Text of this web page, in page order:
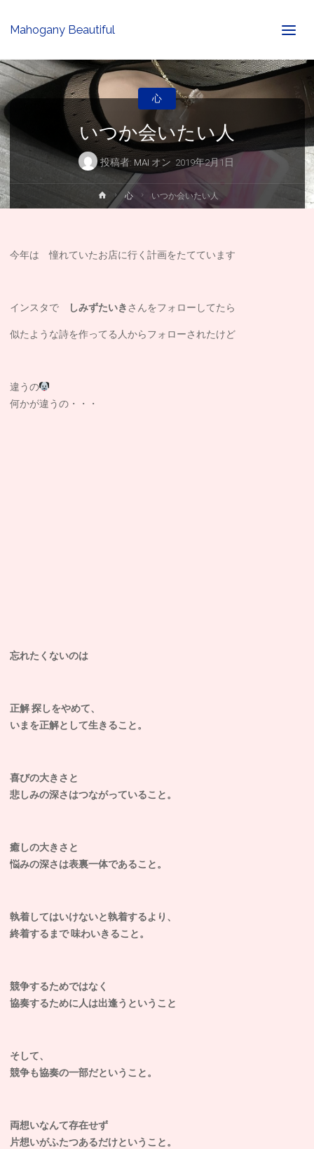
Mahogany Beautiful
いつか会いたい人
投稿者: MAI オン 2019年2月1日
心
ホ
ー
心 いつか会いたい人
今年は 憧れていたお店に行く計画をたてています
インスタで しみずたいき さんをフォローしてたら
似たような詩を作ってる人からフォローされたけど
違うの
何かが違うの・・・
忘れたくないのは
正解 探しをやめて、
いまを正解として生きること。
喜びの大きさと
悲しみの深さはつながっていること。
癒しの大きさと
悩みの深さは表裏一体であること。
執着してはいけないと執着するより、
終着するまで 味わいきること。
競争するためではなく
協奏するために人は出逢うということ
そして、
競争も協奏の一部だということ。
両想いなんて存在せず
片想いがふたつあるだけということ。